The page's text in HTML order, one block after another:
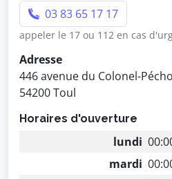
03 83 65 17 17
appeler le 17 ou 112 en cas
Adresse
446 avenue du Colonel-
54200 Toul
Horaires d'ouverture
lundi
mardi